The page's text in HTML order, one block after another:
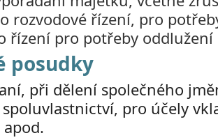
rozvodové řízení, pro
řízení pro potřeby oddlužení
posudky
při dělení společného
pro účely